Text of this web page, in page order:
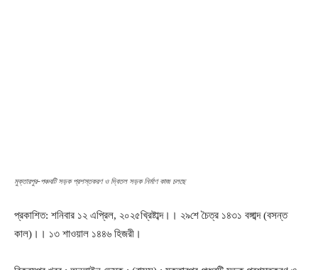
মুক্তারপুর-পঞ্চবটি সড়ক প্রশস্তকরণ ও দ্বিতল সড়ক নির্মাণ কাজ চলছে
প্রকাশিত: শনিবার ১২ এপ্রিল, ২০২৫খ্রিষ্টাব্দ।। ২৯শে চৈত্র ১৪৩১ বঙ্গাব্দ (বসন্ত
কাল)।। ১৩ শাওয়াল ১৪৪৬ হিজরী।